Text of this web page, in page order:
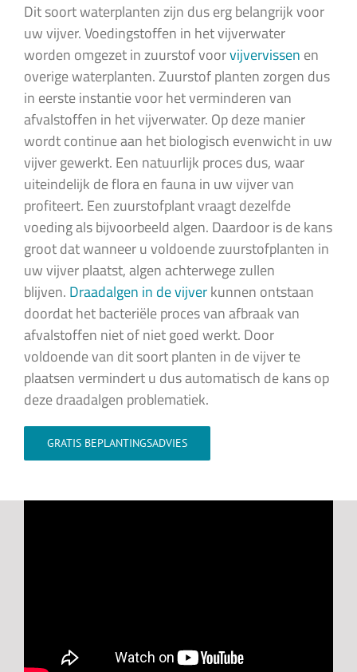
Dit soort waterplanten zijn dus erg belangrijk voor
uw vijver. Voedingstoffen in het vijverwater
worden omgezet in zuurstof voorvijvervissen en
overige waterplanten. Zuurstof planten zorgen dus
in eerste instantie voor het verminderen van
afvalstoffen in het vijverwater. Op deze manier
wordt continue aan het biologisch evenwicht in uw
vijver gewerkt. Een natuurlijk proces dus, waar
uiteindelijk de flora en fauna in uw vijver van
profiteert. Een zuurstofplant vraagt dezelfde
voeding als bijvoorbeeld algen. Daardoor is de kans
groot dat wanneer u voldoende zuurstofplanten in
uw vijver plaatst, algen achterwege zullen
blijven. Draadalgen in de vijverkunnen ontstaan
doordat het bacteriële proces van afbraak van
afvalstoffen niet of niet goed werkt. Door
voldoende van dit soort planten in de vijver te
plaatsen vermindert u dus automatisch de kans op
deze draadalgen problematiek.
GRATIS BEPLANTINGSADVIES